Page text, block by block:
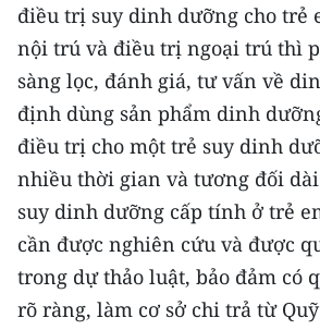
điều trị suy dinh dưỡng cho trẻ
nội trú và điều trị ngoại trú thì
sàng lọc, đánh giá, tư vấn về
định dùng sản phẩm dinh
điều trị cho một trẻ suy dinh
nhiều thời gian và tương đối
suy dinh dưỡng cấp tính ở trẻ
cần được nghiên cứu và được
trong dự thảo luật, bảo đảm có
rõ ràng, làm cơ sở chi trả từ